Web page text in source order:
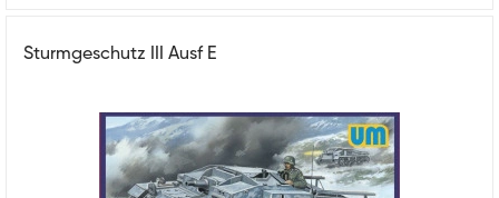
Sturmgeschutz III Ausf E